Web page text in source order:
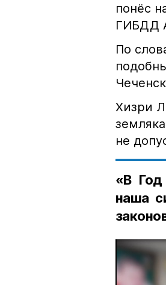
понёс
ГИБДД
По
Хизри
не
«В Год
наша